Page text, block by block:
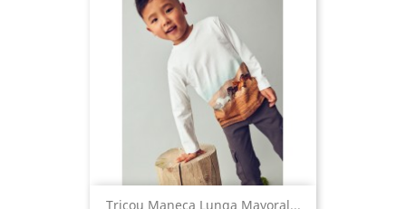
Tricou Maneca Lunga Mayoral...